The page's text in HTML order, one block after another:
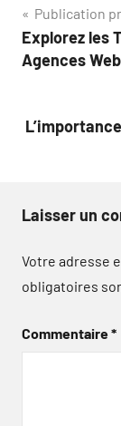
de
Publication
Explorez les
Agences
Laisser un
Votre adresse
obligatoires
Commentaire*